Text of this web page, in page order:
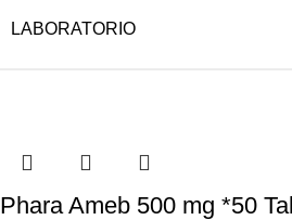
LABORATORIO
Phara Ameb 500 mg *50